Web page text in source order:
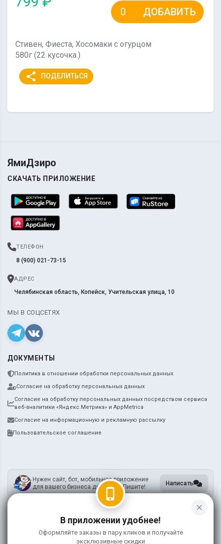
ДОБАВИТЬ
Стивен, Фиеста, Хосомаки с огурцом
580г (22 кусочка.)
share ПОДЕЛИТЬСЯ
ЯмиДзиро
СКАЧАТЬ ПРИЛОЖЕНИЕ
ТЕЛЕФОН
8 (900) 021-73-15
АДРЕС
Челябинская область, Копейск, Учительская улица, 10
МЫ В СОЦСЕТЯХ
ДОКУМЕНТЫ
Политика в отношении обработки персональных данных
Согласие на обработку персональных данных
Согласие на обработку персональных данных посредством сервиса
веб-аналитики «Яндекс.Метрика» и AppMetrica
Согласие на информационную и рекламную рассылку
Пользовательское соглашение
Нужен сайт, бот, мобильное приложение
для вашего бизнеса доставки? Пишите!
Написать
ОГРНИП 318745600119755
close
phone_iphone
В приложении удобнее!
Оформляйте заказы в пару кликов и получайте
эксклюзивные скидки